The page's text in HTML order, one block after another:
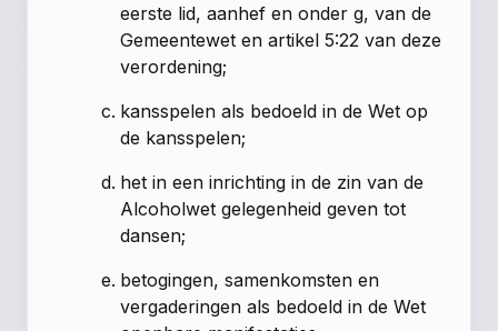
eerste lid, aanhef en onder g, van de
Gemeentewet en artikel 5:22 van deze
verordening;
kansspelen als bedoeld in de Wet op
de kansspelen;
het in een inrichting in de zin van de
Alcoholwet gelegenheid geven tot
dansen;
betogingen, samenkomsten en
vergaderingen als bedoeld in de Wet